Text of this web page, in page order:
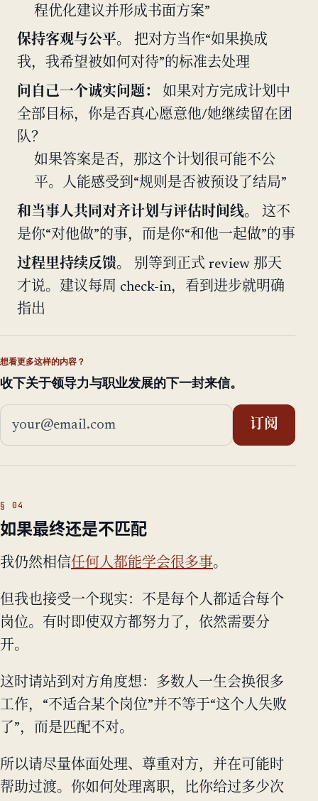
程优化建议并形成书面方案”
保持客观与公平。
把对方当作“如果换成
我，我希望被如何对待”的标准去处理
问自己一个诚实问题：
如果对方完成计划中
全部目标，你是否真心愿意他/她继续留在团
队？
如果答案是否，那这个计划很可能不公
平。人能感受到“规则是否被预设了结局”
和当事人共同对齐计划与评估时间线。
这不
是你“对他做”的事，而是你“和他一起做”的事
过程里持续反馈。
别等到正式 review 那天
才说。建议每周 check-in，看到进步就明确
指出
想看更多这样的内容？
收下关于领导力与职业发展的下一封来信。
邮箱地址
订阅
如果最终还是不匹配
我仍然相信任何人都能学会很多事。
但我也接受一个现实：不是每个人都适合每个
岗位。有时即使双方都努力了，依然需要分
开。
这时请站到对方角度想：多数人一生会换很多
工作，“不适合某个岗位”并不等于“这个人失败
了”，而是匹配不对。
所以请尽量体面处理、尊重对方，并在可能时
帮助过渡。你如何处理离职，比你给过多少次